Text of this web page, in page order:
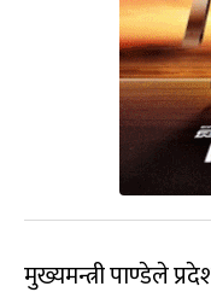
मुख्यमन्त्री पाण्डेले